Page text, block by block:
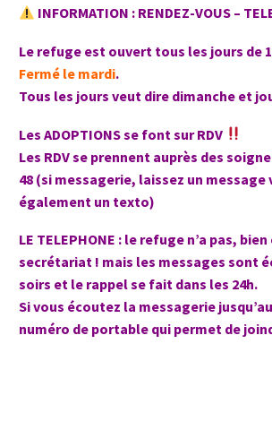
INFORMATION : RENDEZ-VOUS –
Le refuge est ouvert tous les jours de
Fermé le mardi.
Tous les jours veut dire dimanche et
Les ADOPTIONS se font sur RDV
Les RDV se prennent auprès des
48 (si messagerie, laissez un
également un texto)
LE TELEPHONE : le refuge n’a pas,
secrétariat ! mais les messages sont
soirs et le rappel se fait dans les 24h.
Si vous écoutez la messagerie
numéro de portable qui permet de